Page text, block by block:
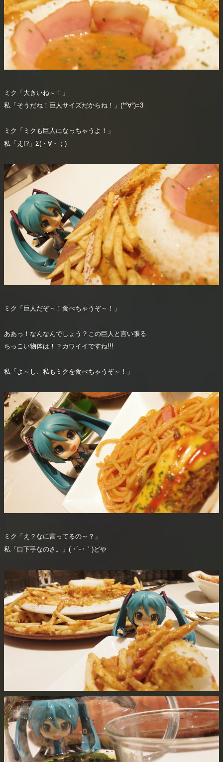
ミク「大きいね～！」
私「そうだね！巨人サイズだからね！」(*°∀°)=3
ミク「ミクも巨人になっちゃうよ！」
私「え!?」Σ(・∀・；)
ミク「巨人だぞ～！食べちゃうぞ～！」
ああっ！なんなんでしょう？この巨人と言い張る
ちっこい物体は！？カワイイですね!!!
私「よ～し、私もミクを食べちゃうぞ～！」
ミク「え？なに言ってるの～？」
私「口下手なのさ。」( ･´ｰ･｀)どや